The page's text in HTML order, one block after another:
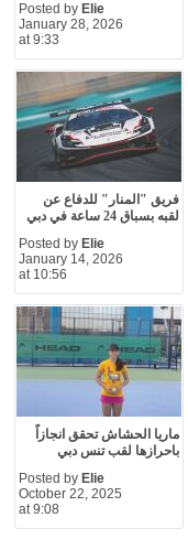
Posted by Elie
January 28, 2026
at 9:33
فريق "المنار" للدفاع عن
لقبه بسباق 24 ساعة في دبي
Posted by Elie
January 14, 2026
at 10:56
ماريا الحشاش تحقق انجازاً
باحرازها لقب تنس دبي
Posted by Elie
October 22, 2025
at 9:08